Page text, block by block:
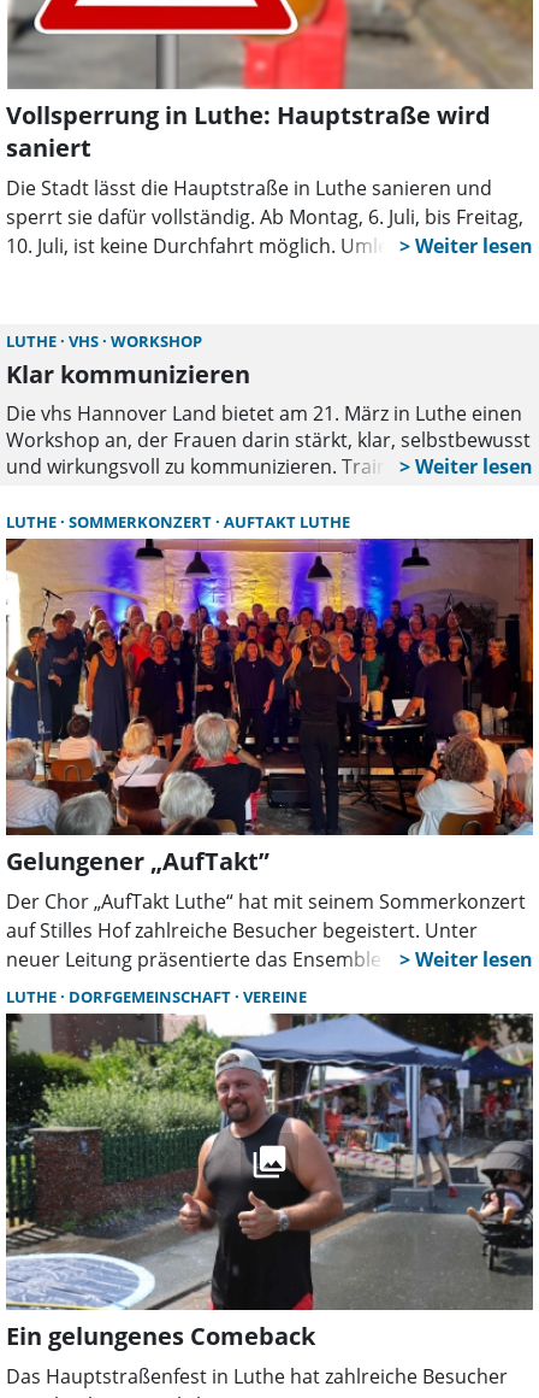
Vollsperrung in Luthe: Hauptstraße wird
saniert
Die Stadt lässt die Hauptstraße in Luthe sanieren und
sperrt sie dafür vollständig. Ab Montag, 6. Juli, bis Freitag,
10. Juli, ist keine Durchfahrt möglich. Umleitungen sind
LUTHE VHS WORKSHOP
Klar kommunizieren
Die vhs Hannover Land bietet am 21. März in Luthe einen
Workshop an, der Frauen darin stärkt, klar, selbstbewusst
und wirkungsvoll zu kommunizieren. Trainerin Susanne
Beruf sowie hilfreiche Strategien zur Selbst- und
Fremdwahrnehmung.
LUTHE SOMMERKONZERT AUFTAKT LUTHE
Gelungener „AufTakt”
Der Chor „AufTakt Luthe“ hat mit seinem Sommerkonzert
auf Stilles Hof zahlreiche Besucher begeistert. Unter
neuer Leitung präsentierte das Ensemble ein vielseitiges
Programm rund um das Motto „Sommer im Regen“. Trotz
großer Hitze waren alle Plätze besetzt.
LUTHE DORFGEMEINSCHAFT VEREINE
Ein gelungenes Comeback
Das Hauptstraßenfest in Luthe hat zahlreiche Besucher